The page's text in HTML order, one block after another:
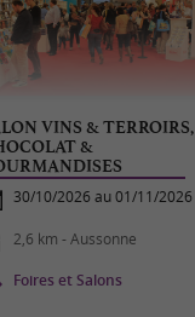
VINS & TERROIRS,
&
30/10/2026 au 01/11/2026
2,6 km - Aussonne
Foires et Salons